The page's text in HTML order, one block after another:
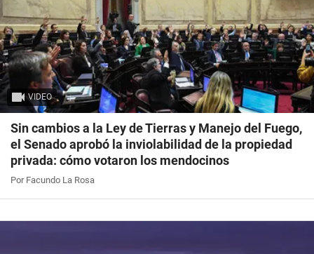
VIDEO
Sin cambios a la Ley de Tierras y Manejo del Fuego,
el Senado aprobó la inviolabilidad de la propiedad
privada: cómo votaron los mendocinos
Por Facundo La Rosa